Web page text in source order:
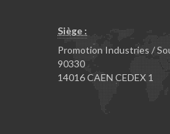
Siège :
Promotion Industries /
90330
14016 CAEN CEDEX 1